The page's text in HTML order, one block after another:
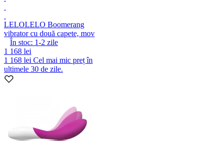
LELOLELO Boomerang
vibrator cu două capete, mov
În stoc: 1-2 zile
1 168 lei
1 168 lei Cel mai mic preț în
ultimele 30 de zile.